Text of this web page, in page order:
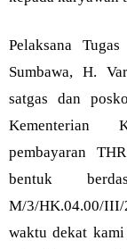
Pelaksana
Sumbawa, H.
satgas dan
Kementerian
pembayaran
bentuk
M/3/HK.04.00/
waktu dekat